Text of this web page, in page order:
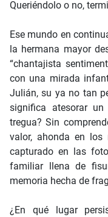
Queriéndolo o no,
Ese mundo en
la hermana mayor
“chantajista
con una mirada
Julián, su ya no tan
significa atesorar
tregua? Sin
valor, ahonda en
capturado en las
familiar llena de
memoria hecha de
¿En qué lugar